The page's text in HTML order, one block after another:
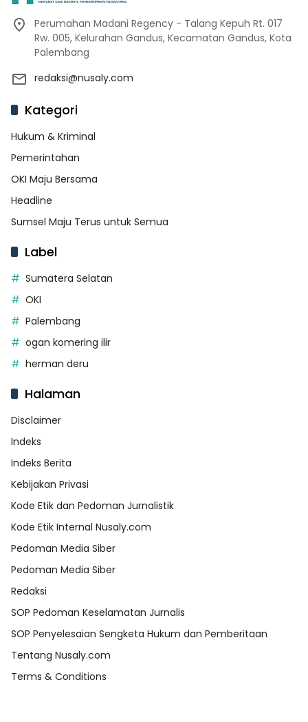
Perumahan Madani Regency - Talang Kepuh Rt. 017
Rw. 005, Kelurahan Gandus, Kecamatan Gandus, Kota
Palembang
redaksi@nusaly.com
Kategori
Hukum & Kriminal
Pemerintahan
OKI Maju Bersama
Headline
Sumsel Maju Terus untuk Semua
Label
Sumatera Selatan
OKI
Palembang
ogan komering ilir
herman deru
Halaman
Disclaimer
Indeks
Indeks Berita
Kebijakan Privasi
Kode Etik dan Pedoman Jurnalistik
Kode Etik Internal Nusaly.com
Pedoman Media Siber
Pedoman Media Siber
Redaksi
SOP Pedoman Keselamatan Jurnalis
SOP Penyelesaian Sengketa Hukum dan Pemberitaan
Tentang Nusaly.com
Terms & Conditions